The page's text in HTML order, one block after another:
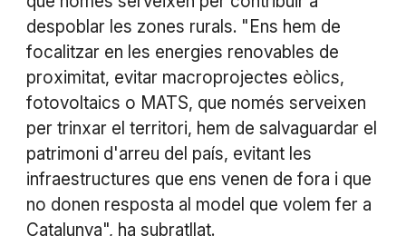
despoblar les zones rurals. "Ens hem de
focalitzar en les energies renovables de
proximitat, evitar macroprojectes eòlics,
fotovoltaics o MATS, que només serveixen
per trinxar el territori, hem de salvaguardar el
patrimoni d'arreu del país, evitant les
infraestructures que ens venen de fora i que
no donen resposta al model que volem fer a
Catalunya", ha subratllat.